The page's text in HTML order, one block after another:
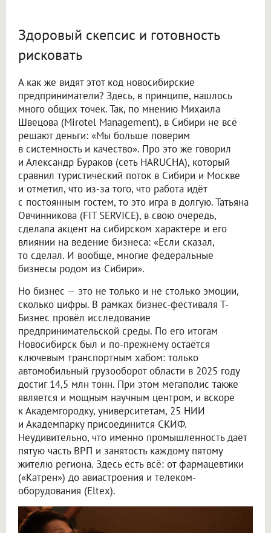
Здоровый скепсис и готовность
рисковать
А как же видят этот код новосибирские
предприниматели? Здесь, в принципе, нашлось
много общих точек. Так, по мнению Михаила
Швецова (Mirotel Management), в Сибири не всё
решают деньги: «Мы больше поверим
в системность и качество». Про это же говорил
и Александр Бураков (сеть HARUCHA), который
сравнил туристический поток в Сибири и Москве
и отметил, что из-за того, что работа идёт
с постоянным гостем, то это игра в долгую. Татьяна
Овчинникова (FIT SERVICE), в свою очередь,
сделала акцент на сибирском характере и его
влиянии на ведение бизнеса: «Если сказал,
то сделал. И вообще, многие федеральные
бизнесы родом из Сибири».
Но бизнес — это не только и не столько эмоции,
сколько цифры. В рамках бизнес-фестиваля Т-
Бизнес провёл исследование
предпринимательской среды. По его итогам
Новосибирск был и по-прежнему остаётся
ключевым транспортным хабом: только
автомобильный грузооборот области в 2025 году
достиг 14,5 млн тонн. При этом мегаполис также
является и мощным научным центром, и вскоре
к Академгородку, университетам, 25 НИИ
и Академпарку присоединится СКИФ.
Неудивительно, что именно промышленность даёт
пятую часть ВРП и занятость каждому пятому
жителю региона. Здесь есть всё: от фармацевтики
(«Катрен») до авиастроения и телеком-
оборудования (Eltex).